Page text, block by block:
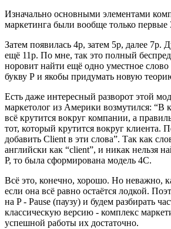
Изначально основными элементами
маркетинга были вообще только первые
Затем появилась 4p, затем 5p, далее 7p.
ещё 11p. По мне, так это полный
норовит найти ещё одно уместное слово
букву Р и якобы придумать новую
Есть даже интересный разворот этой
маркетолог из Америки возмутился: “В
всё крутится вокруг компании, а
тот, который крутится вокруг клиента.
добавить Client в эти слова”. Так как
английски как “сlient”, и никак нельзя
P, то была сформирована модель 4C.
Всё это, конечно, хорошо. Но неважно,
если она всё равно остаётся лодкой.
на P - Pause (паузу) и будем разбирать
классическую версию - комплекс
успешной работы их достаточно.